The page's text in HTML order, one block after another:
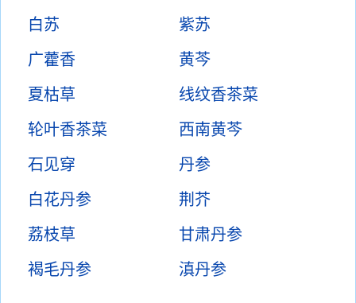
白苏
紫苏
广藿香
黄芩
夏枯草
线纹香茶菜
轮叶香茶菜
西南黄芩
石见穿
丹参
白花丹参
荆芥
荔枝草
甘肃丹参
褐毛丹参
滇丹参